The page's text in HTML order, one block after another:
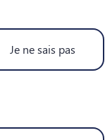
Je ne sais pas